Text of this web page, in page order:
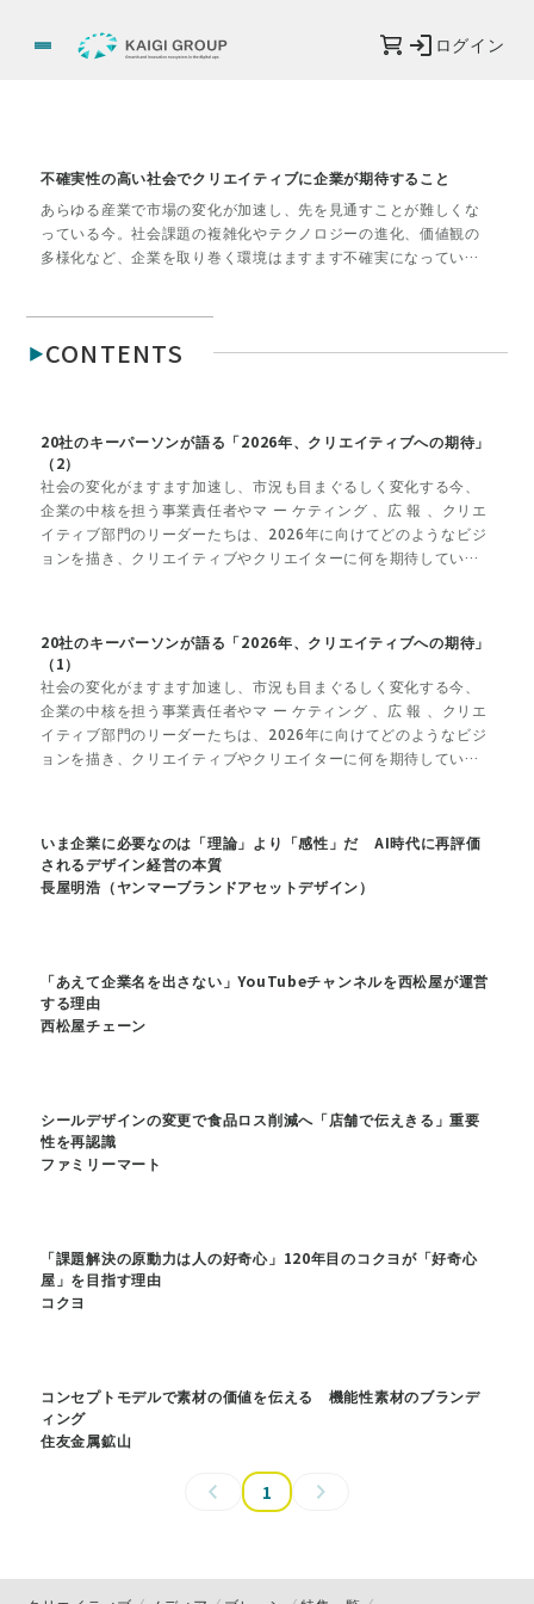
ログイン
不確実性の高い社会でクリエイティブに企業が期待すること
あらゆる産業で市場の変化が加速し、先を見通すことが難しくな
っている今。社会課題の複雑化やテクノロジーの進化、価値観の
多様化など、企業を取り巻く環境はますます不確実になっていま
点を生み出すことにあります。本特集では、企業がクリエイティ
プロジェクトから見つめていきます。
CONTENTS
20社のキーパーソンが語る「2026年、クリエイティブへの期待」
（2）
社会の変化がますます加速し、市況も目まぐるしく変化する今、
企業の中核を担う事業責任者やマ ー ケティング 、広 報 、クリエ
イティブ部門のリーダーたちは、2026年に向けてどのようなビジ
ョンを描き、クリエイティブやクリエイターに何を期待している
20社のキーパーソンが語る「2026年、クリエイティブへの期待」
（1）
社会の変化がますます加速し、市況も目まぐるしく変化する今、
企業の中核を担う事業責任者やマ ー ケティング 、広 報 、クリエ
イティブ部門のリーダーたちは、2026年に向けてどのようなビジ
ョンを描き、クリエイティブやクリエイターに何を期待している
いま企業に必要なのは「理論」より「感性」だ AI時代に再評価
されるデザイン経営の本質
長屋明浩（ヤンマーブランドアセットデザイン）
「あえて企業名を出さない」YouTubeチャンネルを西松屋が運営
する理由
西松屋チェーン
シールデザインの変更で食品ロス削減へ「店舗で伝えきる」重要
性を再認識
ファミリーマート
「課題解決の原動力は人の好奇心」120年目のコクヨが「好奇心
屋」を目指す理由
コクヨ
コンセプトモデルで素材の価値を伝える 機能性素材のブランデ
ィング
住友金属鉱山
1